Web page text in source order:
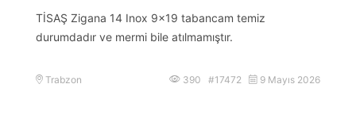
TİSAŞ Zigana 14 Inox 9×19 tabancam temiz
durumdadır ve mermi bile atılmamıştır.
Trabzon 390 #17472 9 Mayıs 2026